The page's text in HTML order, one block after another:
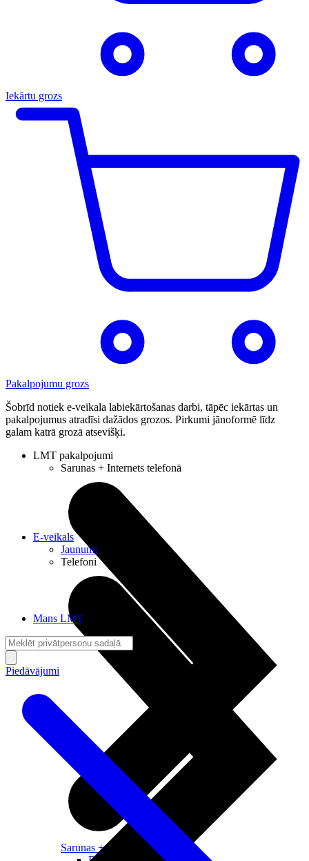
Iekārtu grozs
Pakalpojumu grozs
Šobrīd notiek e-veikala labiekārtošanas darbi, tāpēc iekārtas un
pakalpojumus atradīsi dažādos grozos. Pirkumi jānoformē līdz
galam katrā grozā atsevišķi.
LMT pakalpojumi
Sarunas + Internets telefonā
Sarunas + Internets
E-veikals
Jaunumi
Telefoni
Mans LMT
Piedāvājumi